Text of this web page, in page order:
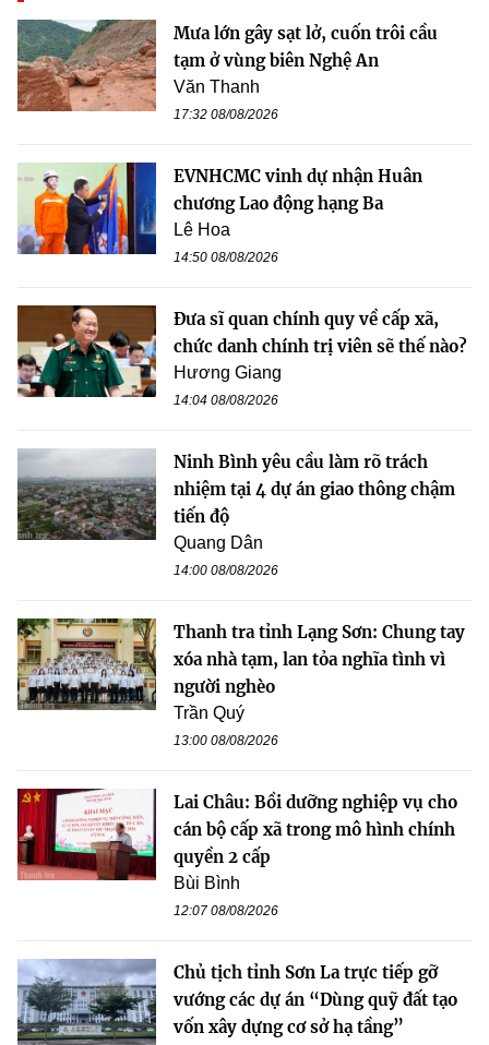
Mưa lớn gây sạt lở, cuốn trôi cầu
tạm ở vùng biên Nghệ An
Văn Thanh
17:32 08/08/2026
EVNHCMC vinh dự nhận Huân
chương Lao động hạng Ba
Lê Hoa
14:50 08/08/2026
Đưa sĩ quan chính quy về cấp xã,
chức danh chính trị viên sẽ thế nào?
Hương Giang
14:04 08/08/2026
Ninh Bình yêu cầu làm rõ trách
nhiệm tại 4 dự án giao thông chậm
tiến độ
Quang Dân
14:00 08/08/2026
Thanh tra tỉnh Lạng Sơn: Chung tay
xóa nhà tạm, lan tỏa nghĩa tình vì
người nghèo
Trần Quý
13:00 08/08/2026
Lai Châu: Bồi dưỡng nghiệp vụ cho
cán bộ cấp xã trong mô hình chính
quyền 2 cấp
Bùi Bình
12:07 08/08/2026
Chủ tịch tỉnh Sơn La trực tiếp gỡ
vướng các dự án “Dùng quỹ đất tạo
vốn xây dựng cơ sở hạ tầng”